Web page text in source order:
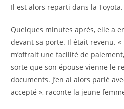
Il est alors reparti dans la Toyota.
Quelques minutes après, elle a
devant sa porte. Il était revenu. «
m’offrait une facilité de
sorte que son épouse vienne le
documents. J’en ai alors parlé
accepté », raconte la jeune